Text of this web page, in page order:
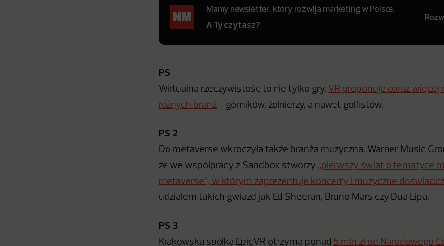
Mamy newsletter, który rozwija marketing w Polsce.
A Ty czytasz?
PS
Wirtualna rzeczywistość to nie tylko gry. VR proponuje coraz więcej
różnych branż – górników, żołnierzy, a nawet golfistów.
PS 2
Do metaverse wkroczyła także branża muzyczna. Warner Music
że we współpracy z Sandbox stworzy „pierwszy świat o tematyce
metaverse”, w którym zaprezentuje koncerty i muzyczne
udziałem takich gwiazd jak Ed Sheeran, Bruno Mars czy Dua Lipa.
PS 3
Krakowska spółka EpicVR otrzyma ponad 5 mln zł od Narodowego